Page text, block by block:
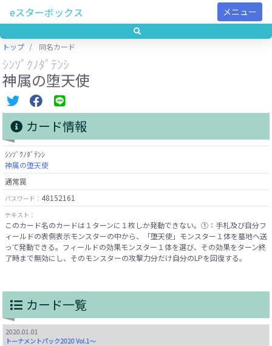
eスターボックス メニュー
トップ 同名カード
ｼﾝｿﾞｸﾉﾀﾞﾃﾝｼ
神属の堕天使
カード情報
ｼﾝｿﾞｸﾉﾀﾞﾃﾝｼ
神属の堕天使
通常罠
パスワード： 48152161
テキスト：
このカード名のカードは１ターンに１枚しか発動できない。①：手札及び自分フ
ィールドの表側表示モンスターの中から、「堕天使」モンスター１体を墓地へ送
って発動できる。フィールドの効果モンスター１体を選び、その効果をターン終
了時まで無効にし、そのモンスターの攻撃力分だけ自分のLPを回復する。
カード一覧
2020.01.01
トーナメントパック2020 Vol.1～